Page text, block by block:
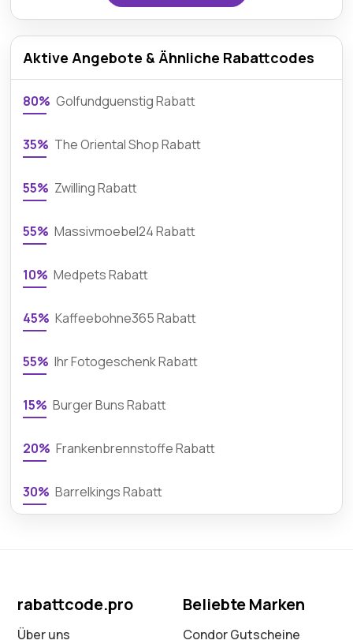
Aktive Angebote & Ähnliche Rabattcodes
80% Golfundguenstig Rabatt
35% The Oriental Shop Rabatt
55% Zwilling Rabatt
55% Massivmoebel24 Rabatt
10% Medpets Rabatt
45% Kaffeebohne365 Rabatt
55% Ihr Fotogeschenk Rabatt
15% Burger Buns Rabatt
20% Frankenbrennstoffe Rabatt
30% Barrelkings Rabatt
rabattcode.pro
Über uns
Beliebte Marken
Condor Gutscheine